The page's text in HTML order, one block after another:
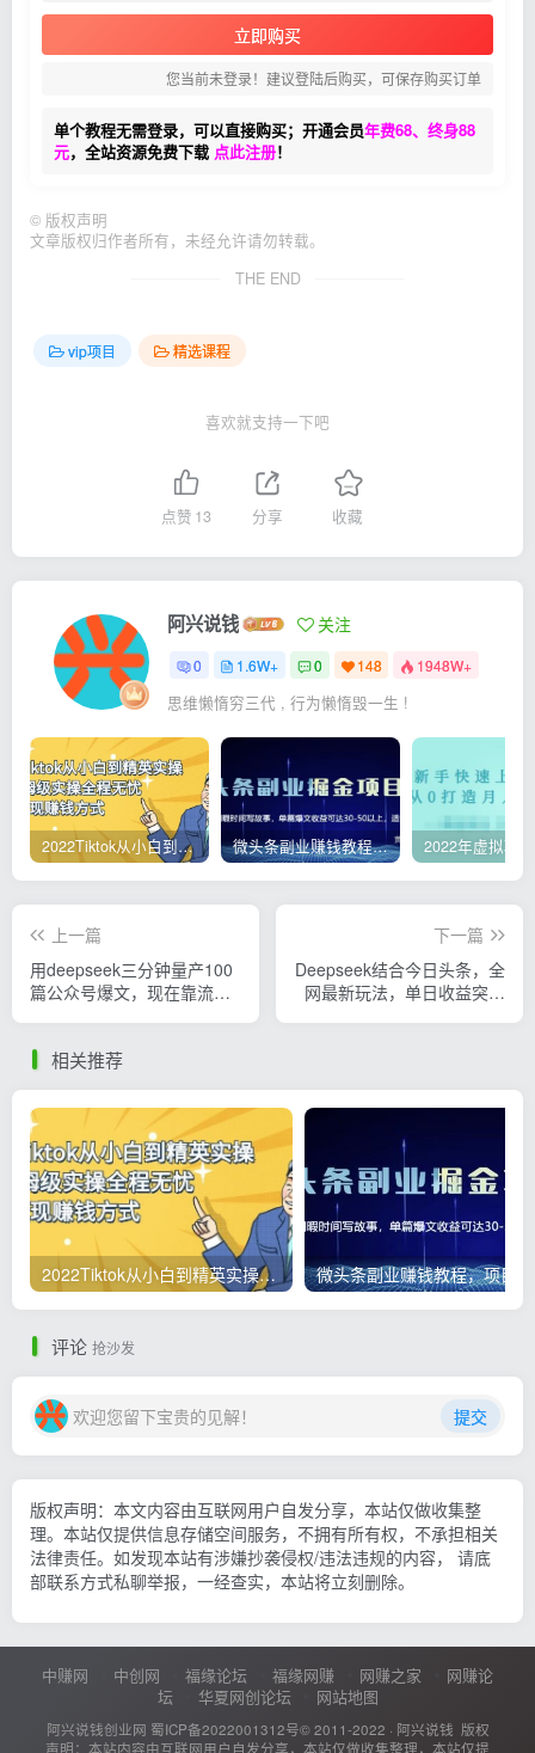
立即购买
您当前未登录！建议登陆后购买，可保存购买订单
单个教程无需登录，可以直接购买；开通会员年费68、终身88
元，全站资源免费下载 点此注册！
© 版权声明
文章版权归作者所有，未经允许请勿转载。
THE END
vip项目 精选课程
喜欢就支持一下吧
点赞 13 分享 收藏
阿兴说钱 关注
0 1.6W+ 0 148 1948W+
思维懒惰穷三代 , 行为懒惰毁一生 !
2022Tiktok从小白到精英实操，0-1保姆级实操全程无忧，多种变现赚钱方式 微头条副业赚钱教程，项目单号单天做到50-100+收益
上一篇
用deepseek三分钟量产100
篇公众号爆文，现在靠流量
下一篇
Deepseek结合今日头条，全
网最新玩法，单日收益突破
相关推荐
2022Tiktok从小白到精英实操，0-1保姆级实操全程无忧，多种变现赚钱方式
评论 抢沙发
欢迎您留下宝贵的见解！ 提交
版权声明：本文内容由互联网用户自发分享，本站仅做收集整
理。本站仅提供信息存储空间服务，不拥有所有权，不承担相关
法律责任。如发现本站有涉嫌抄袭侵权/违法违规的内容， 请底
部联系方式私聊举报，一经查实，本站将立刻删除。
中赚网 中创网 福缘论坛 福缘网赚 网赚之家
网赚论
坛
华夏网创论坛 网站地图
阿兴说钱创业网 蜀ICP备2022001312号© 2011-2022 · 阿兴说钱 版权
声明：本站内容由互联网用户自发分享，本站仅做收集整理，本站仅提